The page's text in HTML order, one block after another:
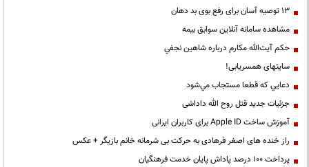
13 توصیه آسان برای رفع بوی بد دهان
مشاهده سامانه آنلاين سوابق بیمه
حكم آيت‌الله مكارم درباره شاهين نجفي
سایتهای همسریابی!
دعايي كه قطعا مستجاب مي‌شود
جزئیات جدید قتل روح الله داداشی
آموزش ساخت Apple ID برای کاربران ایرانی
راز خنده های اصغر فرهادی به حرکت بی شرمانه خانم بازیگر + عکس
پرداخت ۱۰۰ درصد پاداش پایان خدمت فرهنگیان